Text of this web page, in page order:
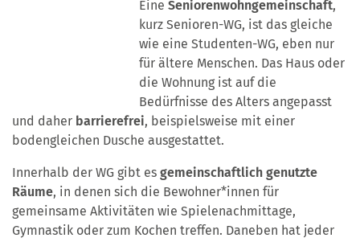
Eine Seniorenwohngemeinschaft,
kurz Senioren-WG, ist das gleiche
wie eine Studenten-WG, eben nur
für ältere Menschen. Das Haus oder
die Wohnung ist auf die
Bedürfnisse des Alters angepasst
und daher barrierefrei, beispielsweise mit einer
bodengleichen Dusche ausgestattet.
Innerhalb der WG gibt es gemeinschaftlich genutzte
Räume, in denen sich die Bewohner*innen für
gemeinsame Aktivitäten wie Spielenachmittage,
Gymnastik oder zum Kochen treffen. Daneben hat jeder